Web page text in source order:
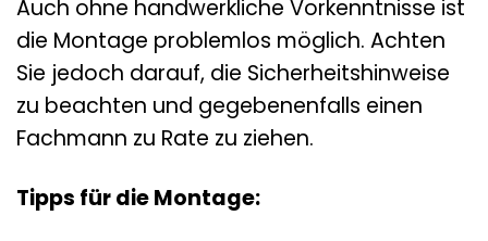
Auch ohne handwerkliche Vorkenntnisse ist
die Montage problemlos möglich. Achten
Sie jedoch darauf, die Sicherheitshinweise
zu beachten und gegebenenfalls einen
Fachmann zu Rate zu ziehen.
Tipps für die Montage: